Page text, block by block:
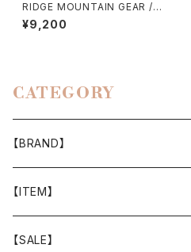
RIDGE MOUNTAIN GEAR / E
NOUGH HAT（2026）
¥9,200
CATEGORY
【BRAND】
山と道
T-SHIRT
迷迭香
【ITEM】
WEAR
【SALE】